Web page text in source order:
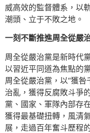
威高效的監督體系，以
潮頭、立于不敗之地。
一刻不斷推進周全從嚴
周全從嚴治黨是新時代
以習近平同道為焦點的
周全從嚴治黨，以“獲
治亂，獲得反腐敗斗爭
黨、國家、軍隊內部存
獲得最基礎扭轉，風清
展，走過百年奮斗歷程